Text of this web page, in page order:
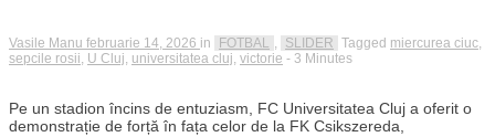
Vasile Manu februarie 14, 2026 in FOTBAL SLIDER Tagged miercurea ciuc
sepcile rosii U Cluj universitatea cluj victorie - 3 Minutes
Pe un stadion încins de entuziasm, FC Universitatea Cluj a oferit o
demonstrație de forță în fața celor de la FK Csikszereda,